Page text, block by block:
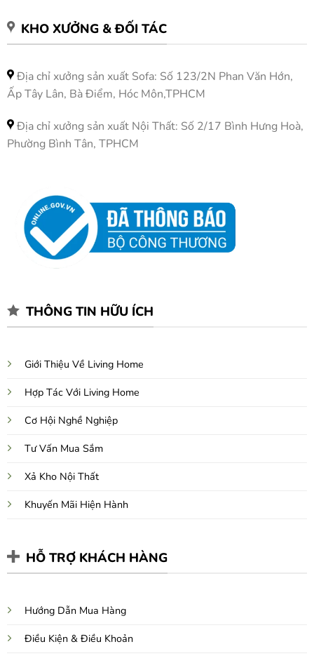
KHO XƯỞNG & ĐỐI TÁC
Địa chỉ xưởng sản xuất Sofa: Số 123/2N Phan Văn Hớn,
Ấp Tây Lân, Bà Điểm, Hóc Môn,TPHCM
Địa chỉ xưởng sản xuất Nội Thất: Số 2/17 Bình Hưng Hoà,
Phường Bình Tân, TPHCM
THÔNG TIN HỮU ÍCH
Giới Thiệu Về Living Home
Hợp Tác Với Living Home
Cơ Hội Nghề Nghiệp
Tư Vấn Mua Sắm
Xả Kho Nội Thất
Khuyến Mãi Hiện Hành
HỖ TRỢ KHÁCH HÀNG
Hướng Dẫn Mua Hàng
Điều Kiện & Điều Khoản